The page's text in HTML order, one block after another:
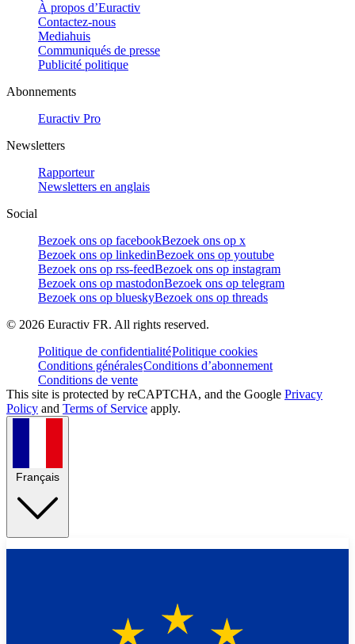
À propos d’Euractiv
Contactez-nous
Mediahuis
Communiqués de presse
Publicité politique
Abonnements
Euractiv Pro
Newsletters
Rapporteur
Newsletters en anglais
Social
Bezoek ons op facebookBezoek ons op x
Bezoek ons op linkedinBezoek ons op youtube
Bezoek ons op rss-feedBezoek ons op instagram
Bezoek ons op mastodonBezoek ons op telegram
Bezoek ons op blueskyBezoek ons op threads
© 2026 Euractiv FR. All rights reserved.
Politique de confidentialitéPolitique cookies
Conditions généralesConditions d’abonnement
Conditions de vente
This site is protected by reCAPTCHA, and the Google Privacy
Policy and Terms of Service apply.
Français